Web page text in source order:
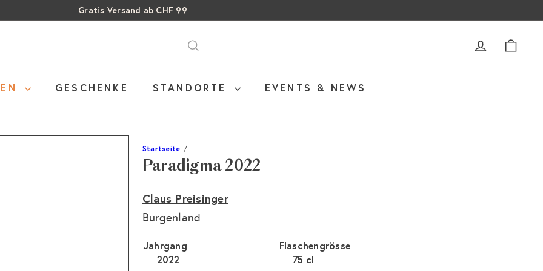
Pause
Gratis Versand ab CHF 99
Über 15% Rabatt auf Sommer Weine
SALE: Bis zu 40% auf letzte Flaschen
ACCOUNT
GESCHENKE STANDORTE EVENTS & NEWS
Startseite
Paradigma 2022
Claus Preisinger
Burgenland
Flaschengrösse
75 cl
Jahrgang
2022